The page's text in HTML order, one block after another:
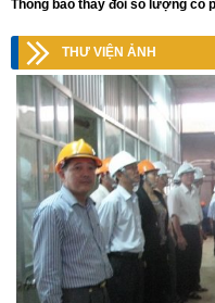
Thông báo thay đổi số lượng cổ
THƯ VIỆN ẢNH